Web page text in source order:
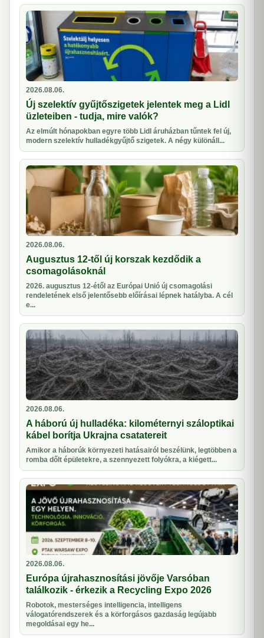
2026.08.06.
Új szelektív gyűjtőszigetek jelentek meg a Lidl
üzleteiben - tudja, mire valók?
Az elmúlt hónapokban egyre több Lidl áruházban tűntek fel új,
modern szelektív hulladékgyűjtő szigetek. A négy különáll...
2026.08.06.
Augusztus 12-től új korszak kezdődik a
csomagolásoknál
2026. augusztus 12-étől az Európai Unió új csomagolási
rendeletének első jelentősebb előírásai lépnek hatályba. A cél
e...
2026.08.06.
A háború új hulladéka: kilométernyi száloptikai
kábel borítja Ukrajna csatatereit
Amikor a háborúk környezeti hatásairól beszélünk, legtöbben a
romba dőlt épületekre, a szennyezett folyókra, a kiégett...
2026.08.06.
Európa újrahasznosítási jövője Varsóban
találkozik - érkezik a Recycling Expo 2026
Robotok, mesterséges intelligencia, intelligens
válogatórendszerek és a körforgásos gazdaság legújabb
megoldásai egy he...